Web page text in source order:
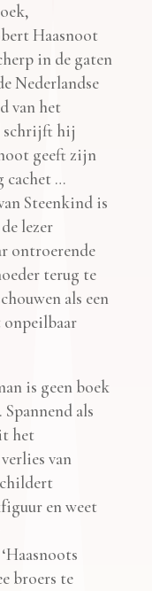
Haasnoot
in de gaten
Nederlandse
van het
schrijft hij
geeft zijn
cachet …
Steenkind is
lezer
ontroerende
terug te
als een
onpeilbaar
is geen boek
als
het
van
en weet
broers te